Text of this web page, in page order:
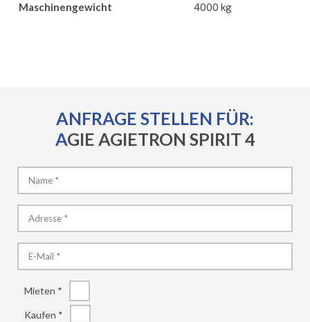
Maschinengewicht 4000 kg
ANFRAGE STELLEN FÜR:
AGIE AGIETRON SPIRIT 4
Mieten *
Kaufen *